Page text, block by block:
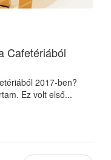
Cafetériából
2017-ben?
Ez volt első...